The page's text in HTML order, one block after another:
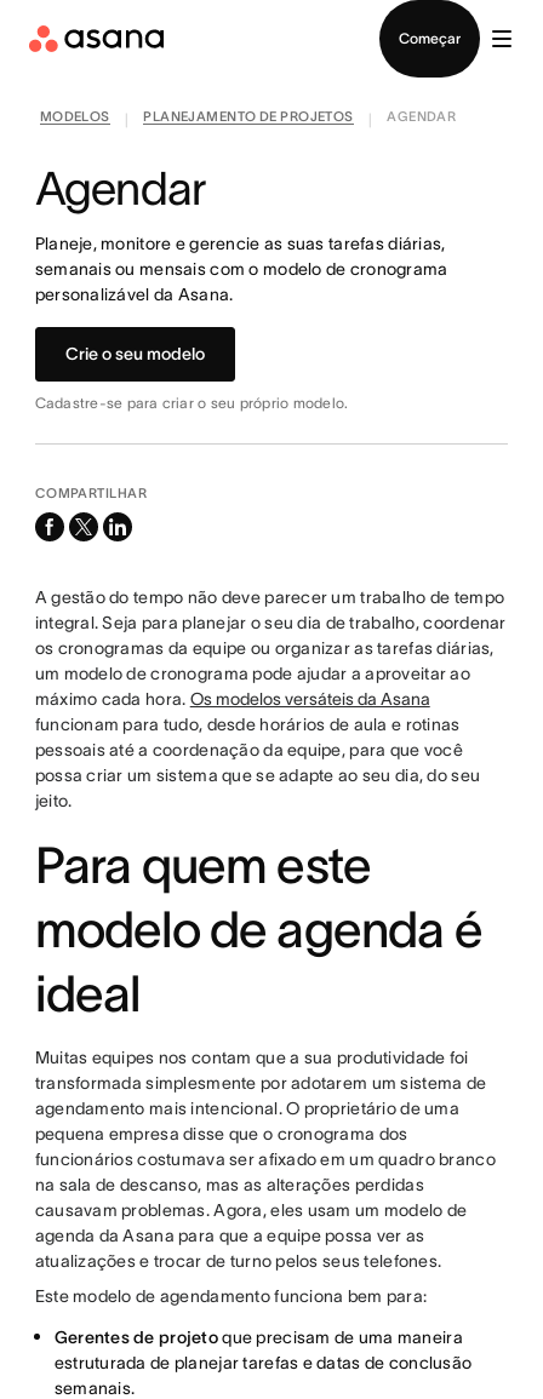
Começar
MODELOS PLANEJAMENTO DE PROJETOS AGENDAR
Agendar
Planeje, monitore e gerencie as suas tarefas diárias,
semanais ou mensais com o modelo de cronograma
personalizável da Asana.
Crie o seu modelo
Cadastre-se para criar o seu próprio modelo.
COMPARTILHAR
facebook
x-
linkedin
A gestão do tempo não deve parecer um trabalho de tempo
integral. Seja para planejar o seu dia de trabalho, coordenar
os cronogramas da equipe ou organizar as tarefas diárias,
um modelo de cronograma pode ajudar a aproveitar ao
máximo cada hora. Os modelos versáteis da Asana
funcionam para tudo, desde horários de aula e rotinas
pessoais até a coordenação da equipe, para que você
possa criar um sistema que se adapte ao seu dia, do seu
jeito.
Para quem este
modelo de agenda é
ideal
Muitas equipes nos contam que a sua produtividade foi
transformada simplesmente por adotarem um sistema de
agendamento mais intencional. O proprietário de uma
pequena empresa disse que o cronograma dos
funcionários costumava ser afixado em um quadro branco
na sala de descanso, mas as alterações perdidas
causavam problemas. Agora, eles usam um modelo de
agenda da Asana para que a equipe possa ver as
atualizações e trocar de turno pelos seus telefones.
Este modelo de agendamento funciona bem para:
Gerentes de projetoque precisam de uma maneira
estruturada de planejar tarefas e datas de conclusão
semanais.